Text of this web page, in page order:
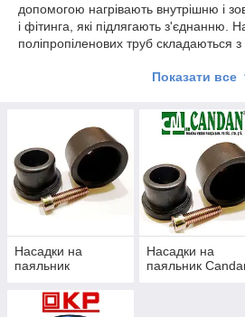
допомогою нагрівають внутрішню і
і фітинга, які підлягають з'єднанню.
поліпропіленових труб складаються з
фітінг надівається на іншу деталь
Показати все
Насадки на
паяльник
Насадки на
паяльник